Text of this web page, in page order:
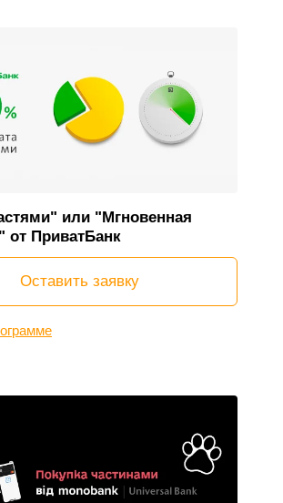
или "Мгновенная
от ПриватБанк
Оставить заявку